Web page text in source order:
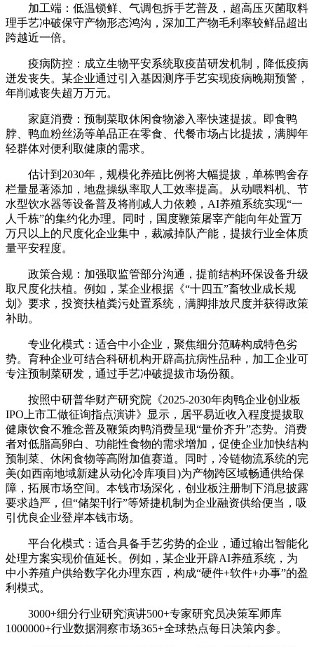
加工端：低温锁鲜、气调包拆手艺普及，超高压灭菌取料
理手艺冲破保守产物形态鸿沟，深加工产物毛利率较鲜品超出
跨越近一倍。
疫病防控：成立生物平安系统取疫苗研发机制，降低疫病
迸发丧失。某企业通过引入基因测序手艺实现疫病晚期预警，
年削减丧失超万万元。
家庭消费：预制菜取休闲食物渗入率快速提拔。即食鸭
脖、鸭血粉丝汤等单品正在零食、代餐市场占比提拔，满脚年
轻群体对便利取健康的需求。
估计到2030年，规模化养殖比例将大幅提拔，单栋鸭舍存
栏量显著添加，地盘操纵率取人工效率提高。从动喂料机、节
水型饮水器等设备普及将削减人力依赖，AI养殖系统实现“一
人千栋”的集约化办理。同时，国度鞭策屠宰产能向年处置万
万只以上的尺度化企业集中，裁减掉队产能，提拔行业全体质
量平安程度。
政策合规：加强取监管部分沟通，提前结构环保设备升级
取尺度化扶植。例如，某企业根据《“十四五”畜牧业成长规
划》要求，投资扶植粪污处置系统，满脚排放尺度并获得政策
补助。
专业化模式：适合中小企业，聚焦细分范畴构成特色劣
势。育种企业可结合科研机构开辟高抗病性品种，加工企业可
专注预制菜研发，通过手艺冲破提拔市场份额。
按照中研普华财产研究院《2025-2030年肉鸭企业创业板
IPO上市工做征询指点演讲》显示，居平易近收入程度提拔取
健康饮食不雅念普及鞭策肉鸭消费呈现“量价齐升”态势。消费
者对低脂高卵白、功能性食物的需求增加，促使企业加快结构
预制菜、休闲食物等高附加值赛道。同时，冷链物流系统的完
美(如西南地域新建从动化冷库项目)为产物跨区域畅通供给保
障，拓展市场空间。本钱市场深化，创业板注册制下消息披露
要求趋严，但“储架刊行”等矫捷机制为企业融资供给便当，吸
引优良企业登岸本钱市场。
平台化模式：适合具备手艺劣势的企业，通过输出智能化
处理方案实现价值延长。例如，某企业开辟AI养殖系统，为
中小养殖户供给数字化办理东西，构成“硬件+软件+办事”的盈
利模式。
3000+细分行业研究演讲500+专家研究员决策军师库
1000000+行业数据洞察市场365+全球热点每日决策内参。